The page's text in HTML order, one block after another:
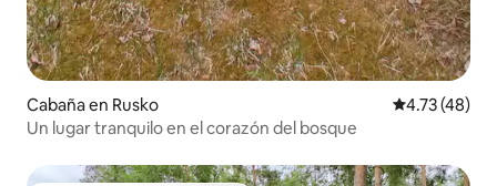
Cabaña en Rusko Calificación
4.73 (48)
Un lugar tranquilo en el corazón del bosque